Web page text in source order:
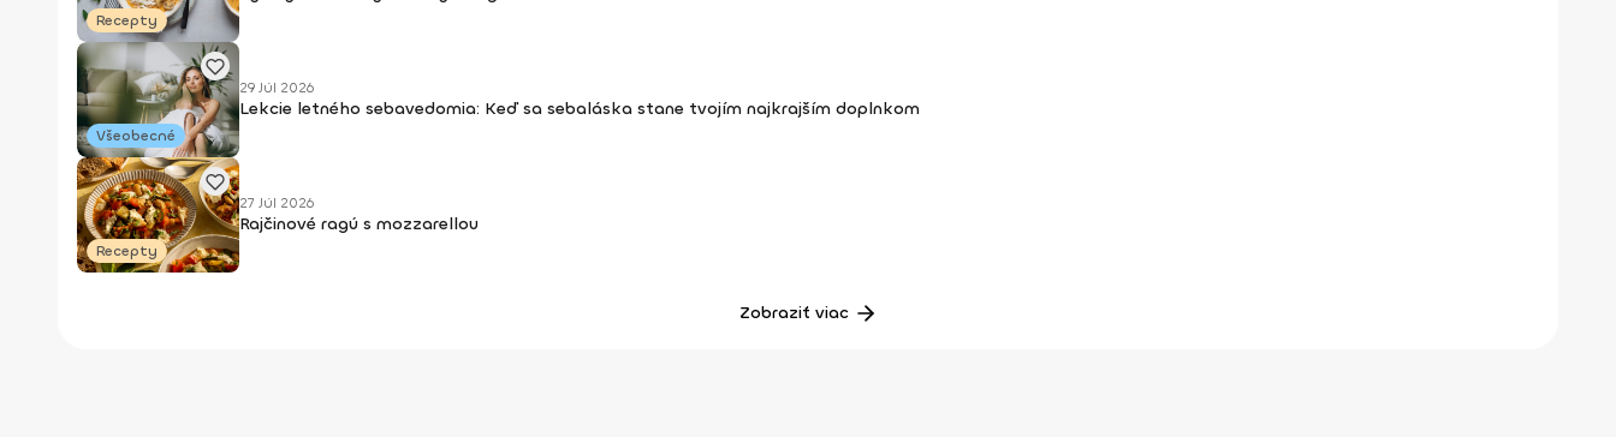
Recepty
Všeobecné
29 Júl 2026
Lekcie letného sebavedomia: Keď sa sebaláska stane tvojím najkrajším doplnkom
Recepty
27 Júl 2026
Rajčinové ragú s mozzarellou
Zobraziť viac